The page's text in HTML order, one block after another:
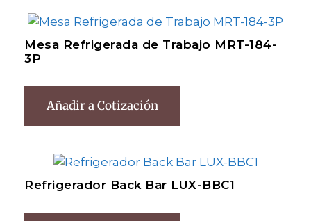
Mesa Refrigerada de Trabajo MRT-184-
3P
Añadir a Cotización
Refrigerador Back Bar LUX-BBC1